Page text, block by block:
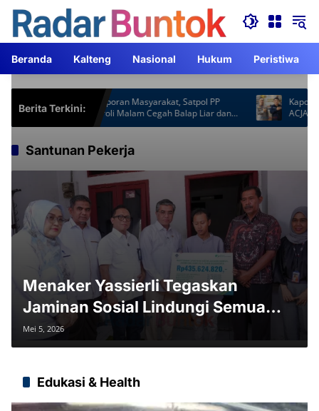
Langsung
konten
Beranda Kalteng Nasional Hukum Peristiwa
Berita Terkini:
Respons Laporan Masyarakat, Satpol PP
Barsel Patroli Malam Cegah Balap Liar dan
Knalpot Brong
Kapolres
ACJA
Santunan Pekerja
Menaker Yassierli Tegaskan
Jaminan Sosial Lindungi Semua
Pekerja, Santunan Rp435 Juta
Disalurkan
Mei 5, 2026
Edukasi & Health